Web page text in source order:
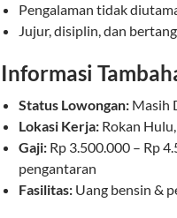
Pengalaman tidak
Jujur, disiplin, dan
Informasi
Status Lowongan: Masih
Lokasi Kerja: Rokan
Gaji: Rp 3.500.000 – Rp
pengantaran
Fasilitas: Uang bensin &